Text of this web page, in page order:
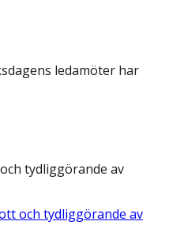
ledamöter har
tydliggörande av
och tydliggörande av